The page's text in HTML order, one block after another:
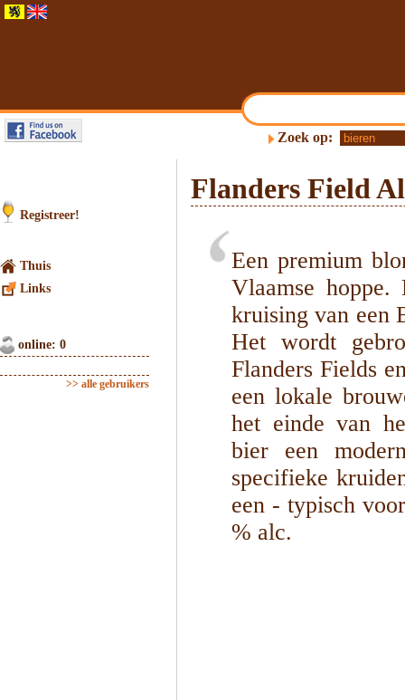
Zoek op:
Registreer!
Thuis
Links
online: 0
>> alle gebruikers
Flanders Field
Een premium
Vlaamse
kruising van een
Het wordt
Flanders Fields
een lokale
het einde van
bier een
specifieke
een - typisch
% alc.